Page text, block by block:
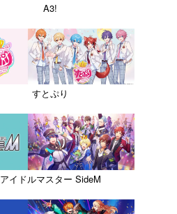
A3!
すとぷり
アイドルマスター SideM